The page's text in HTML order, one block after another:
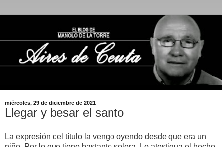
miércoles, 29 de diciembre de 2021
Llegar y besar el santo
La expresión del título la vengo oyendo desde que era un